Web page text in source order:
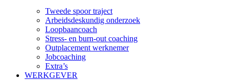
Tweede spoor traject
Arbeidsdeskundig onderzoek
Loopbaancoach
Stress- en burn-out coaching
Outplacement werknemer
Jobcoaching
Extra’s
WERKGEVER